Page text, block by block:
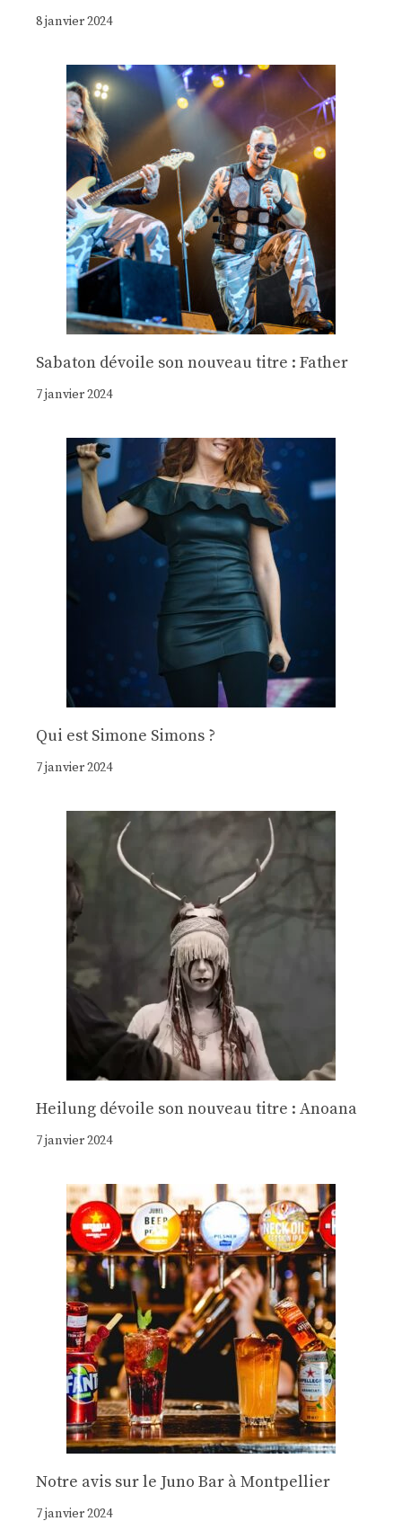
8 janvier 2024
Sabaton dévoile son nouveau titre : Father
7 janvier 2024
Qui est Simone Simons ?
7 janvier 2024
Heilung dévoile son nouveau titre : Anoana
7 janvier 2024
Notre avis sur le Juno Bar à Montpellier
7 janvier 2024